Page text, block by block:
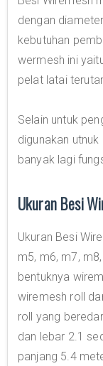
dengan
kebutuhan
wermesh ini
pelat latai
Selain untuk
digunakan
banyak lagi
Ukuran Besi
Ukuran Besi
m5, m6, m7,
bentuknya
wiremesh roll
roll yang
dan lebar 2.1
panjang 5.4